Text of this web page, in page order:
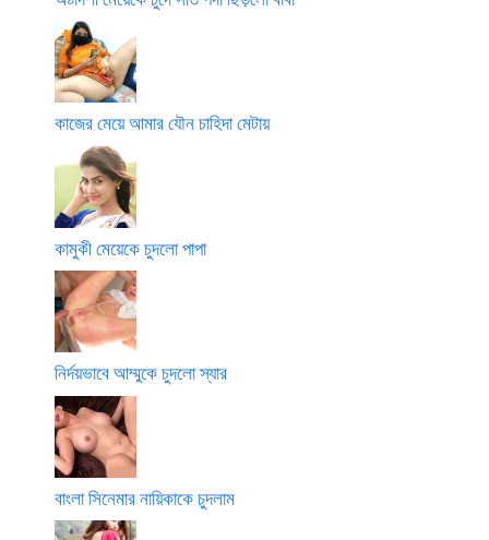
কাজের মেয়ে আমার যৌন চাহিদা মেটায়
কামুকী মেয়েকে চুদলো পাপা
নির্দয়ভাবে আম্মুকে চুদলো স্যার
বাংলা সিনেমার নায়িকাকে চুদলাম